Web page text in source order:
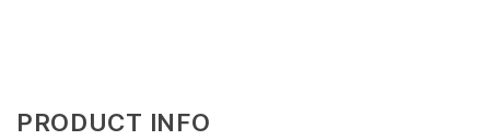
PRODUCT INFO